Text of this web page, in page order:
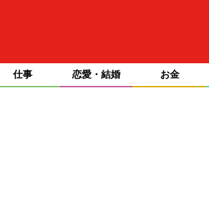
仕事 恋愛・結婚 お金